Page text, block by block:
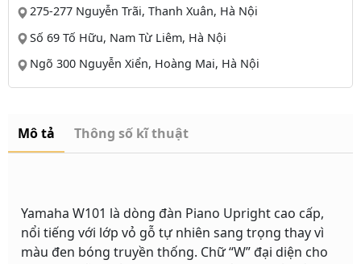
275-277 Nguyễn Trãi, Thanh Xuân, Hà Nội
Số 69 Tố Hữu, Nam Từ Liêm, Hà Nội
Ngõ 300 Nguyễn Xiển, Hoàng Mai, Hà Nội
Mô tả Thông số kĩ thuật
Yamaha W101 là dòng đàn Piano Upright cao cấp,
nổi tiếng với lớp vỏ gỗ tự nhiên sang trọng thay vì
màu đen bóng truyền thống. Chữ “W” đại diện cho